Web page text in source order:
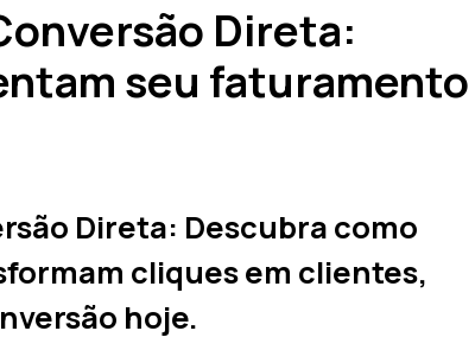
Direta:
seu faturamento
Direta: Descubra como
cliques em clientes,
hoje.